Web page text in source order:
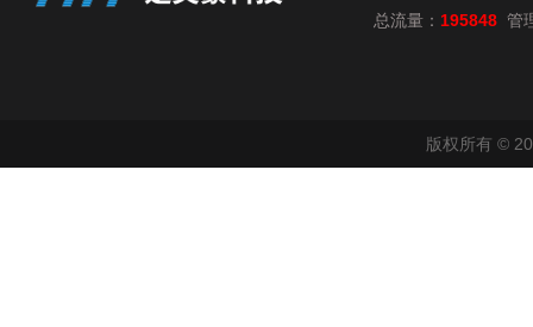
总流量： 195848 管
版权所有 ©